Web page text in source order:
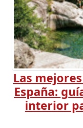
Las
España:
interior